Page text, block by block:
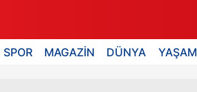
SPOR MAGAZİN DÜNYA YAŞAM